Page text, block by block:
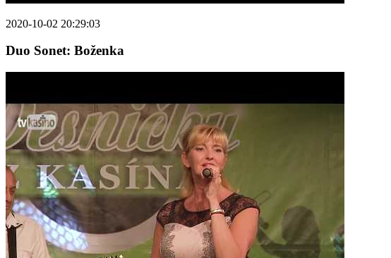
2020-10-02 20:29:03
Duo Sonet: Boženka